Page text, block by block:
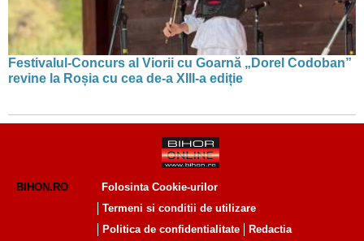
Festivalul-Concurs al Viorii cu Goarnă „Dorel Codoban”
revine la Roșia cu cea de-a XIII-a ediție
BIHON.RO
Folosinta Cookie-urilor
Termeni si conditii de utilizare
Politica de confidentialitate
Redactia